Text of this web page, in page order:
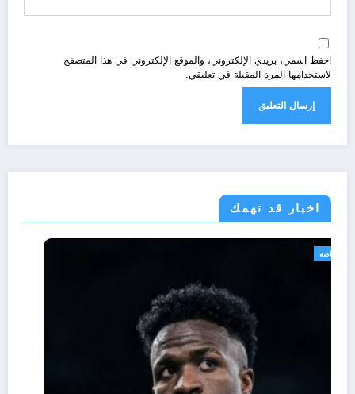
احفظ اسمي، بريدي الإلكتروني، والموقع الإلكتروني في هذا المتصفح
لاستخدامها المرة المقبلة في تعليقي.
اخبار قد تهمك